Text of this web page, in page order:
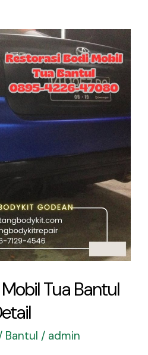
Tua Bantul
Bantul / admin